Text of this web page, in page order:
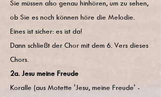
Sie müssen also genau hinhören, um zu sehen,
ob Sie es noch können höre die Melodie.
Eines ist sicher: es ist da!
Dann schließt der Chor mit dem 6. Vers dieses
Chors.
2a. Jesu meine Freude
Koralle (aus Motette 'Jesu, meine Freude' -